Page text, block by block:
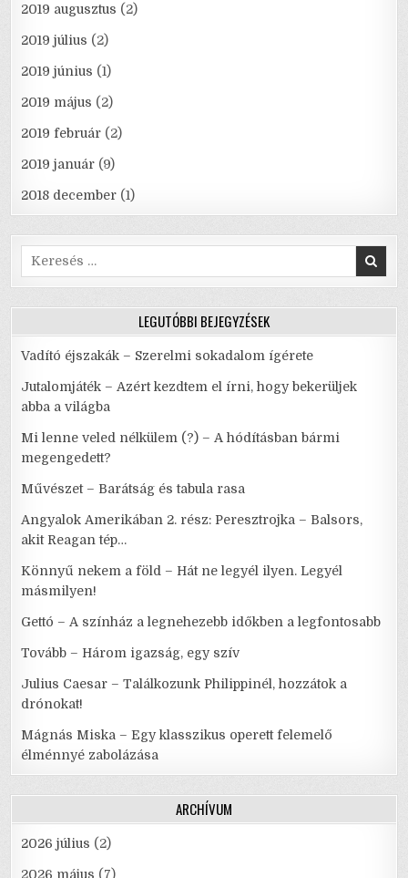
2019 augusztus (2)
2019 július (2)
2019 június (1)
2019 május (2)
2019 február (2)
2019 január (9)
2018 december (1)
Search
for:
LEGUTÓBBI BEJEGYZÉSEK
Vadító éjszakák – Szerelmi sokadalom ígérete
Jutalomjáték – Azért kezdtem el írni, hogy bekerüljek
abba a világba
Mi lenne veled nélkülem (?) – A hódításban bármi
megengedett?
Művészet – Barátság és tabula rasa
Angyalok Amerikában 2. rész: Peresztrojka – Balsors,
akit Reagan tép…
Könnyű nekem a föld – Hát ne legyél ilyen. Legyél
másmilyen!
Gettó – A színház a legnehezebb időkben a legfontosabb
Tovább – Három igazság, egy szív
Julius Caesar – Találkozunk Philippinél, hozzátok a
drónokat!
Mágnás Miska – Egy klasszikus operett felemelő
élménnyé zabolázása
ARCHÍVUM
2026 július (2)
2026 május (7)